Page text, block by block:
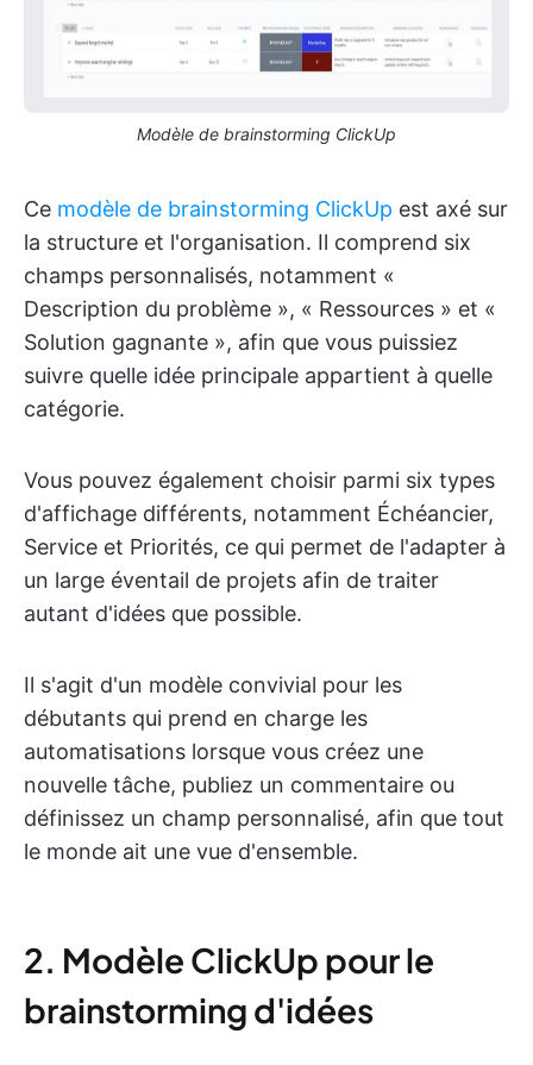
Modèle de brainstorming ClickUp
Ce modèle de brainstorming ClickUp est axé sur
la structure et l'organisation. Il comprend six
champs personnalisés, notamment «
Description du problème », « Ressources » et «
Solution gagnante », afin que vous puissiez
suivre quelle idée principale appartient à quelle
catégorie.
Vous pouvez également choisir parmi six types
d'affichage différents, notamment Échéancier,
Service et Priorités, ce qui permet de l'adapter à
un large éventail de projets afin de traiter
autant d'idées que possible.
Il s'agit d'un modèle convivial pour les
débutants qui prend en charge les
automatisations lorsque vous créez une
nouvelle tâche, publiez un commentaire ou
définissez un champ personnalisé, afin que tout
le monde ait une vue d'ensemble.
2. Modèle ClickUp pour le
brainstorming d'idées